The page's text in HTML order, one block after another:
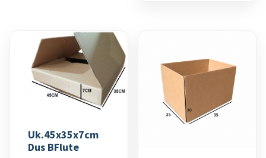
Uk.45x35x7cm
Dus BFlute